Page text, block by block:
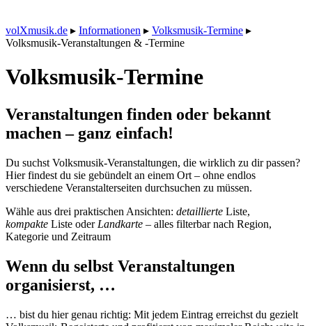
volXmusik.de ▸ Informationen ▸ Volksmusik-Termine ▸
Volksmusik-Veranstaltungen & -Termine
Volksmusik-Termine
Veranstaltungen finden oder bekannt
machen – ganz einfach!
Du suchst Volksmusik-Veranstaltungen, die wirklich zu dir passen?
Hier findest du sie gebündelt an einem Ort – ohne endlos
verschiedene Veranstalterseiten durchsuchen zu müssen.
Wähle aus drei praktischen Ansichten: detaillierte Liste,
kompakte Liste oder Landkarte – alles filterbar nach Region,
Kategorie und Zeitraum
Wenn du selbst Veranstaltungen
organisierst, …
… bist du hier genau richtig: Mit jedem Eintrag erreichst du gezielt